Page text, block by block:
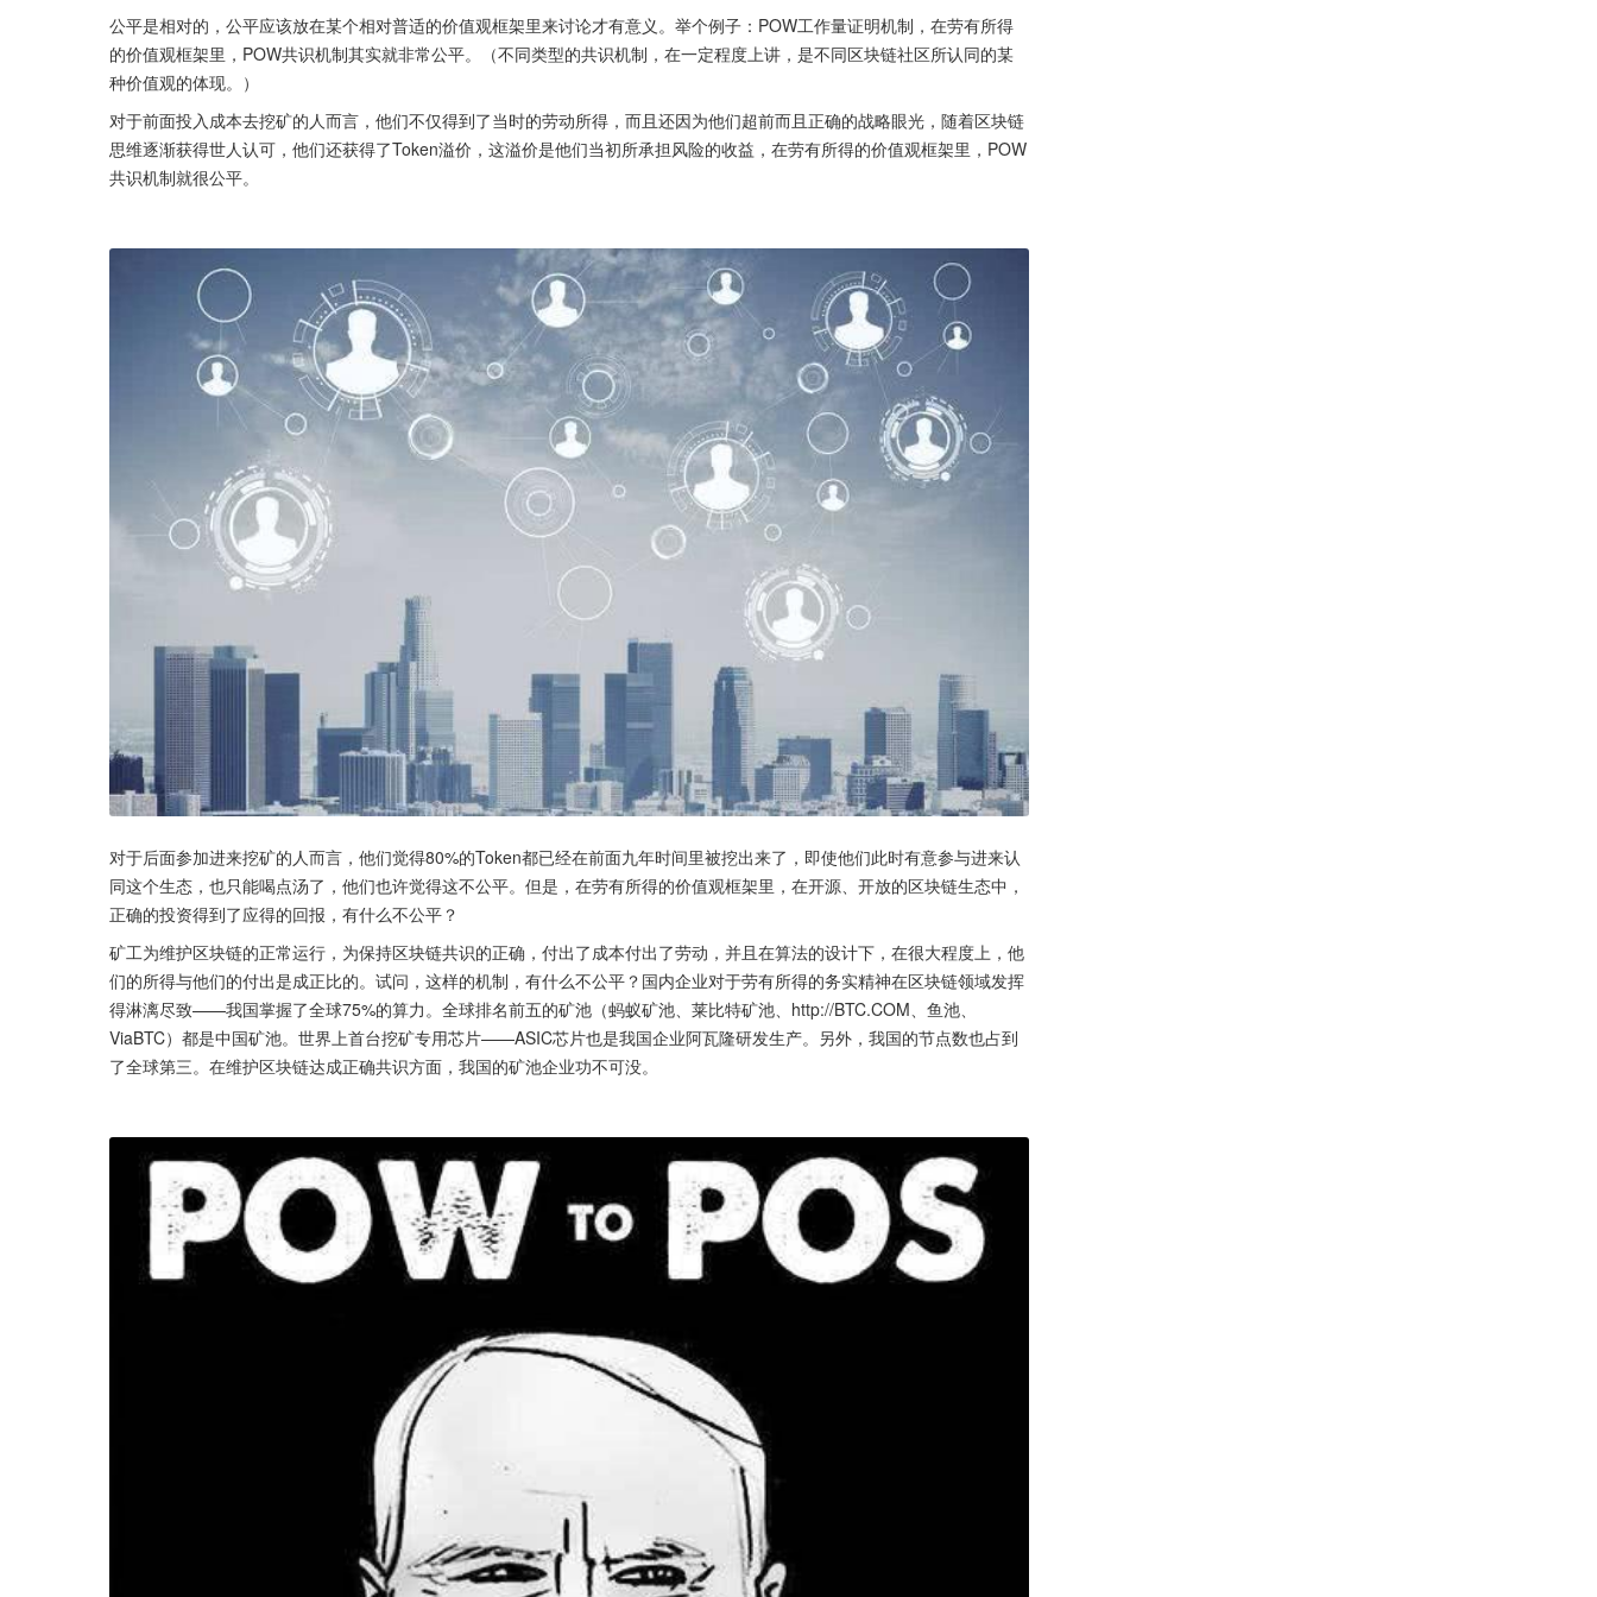
公平是相对的，公平应该放在某个相对普适的价值观框架里来讨论才有意义。举个例子：POW工作量证明机制，在劳有所得
的价值观框架里，POW共识机制其实就非常公平。（不同类型的共识机制，在一定程度上讲，是不同区块链社区所认同的某
种价值观的体现。）
对于前面投入成本去挖矿的人而言，他们不仅得到了当时的劳动所得，而且还因为他们超前而且正确的战略眼光，随着区块链
思维逐渐获得世人认可，他们还获得了Token溢价，这溢价是他们当初所承担风险的收益，在劳有所得的价值观框架里，POW
共识机制就很公平。
对于后面参加进来挖矿的人而言，他们觉得80%的Token都已经在前面九年时间里被挖出来了，即使他们此时有意参与进来认
同这个生态，也只能喝点汤了，他们也许觉得这不公平。但是，在劳有所得的价值观框架里，在开源、开放的区块链生态中，
正确的投资得到了应得的回报，有什么不公平？
矿工为维护区块链的正常运行，为保持区块链共识的正确，付出了成本付出了劳动，并且在算法的设计下，在很大程度上，他
们的所得与他们的付出是成正比的。试问，这样的机制，有什么不公平？国内企业对于劳有所得的务实精神在区块链领域发挥
得淋漓尽致——我国掌握了全球75%的算力。全球排名前五的矿池（蚂蚁矿池、莱比特矿池、http://BTC.COM、鱼池、
ViaBTC）都是中国矿池。世界上首台挖矿专用芯片——ASIC芯片也是我国企业阿瓦隆研发生产。另外，我国的节点数也占到
了全球第三。在维护区块链达成正确共识方面，我国的矿池企业功不可没。